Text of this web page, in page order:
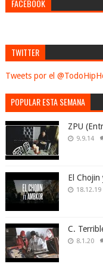
FACEBOOK
TWITTER
Tweets por el
POPULAR ESTA SEMANA
ZPU
9.9.14
El
18.12.19
C.
8.1.20